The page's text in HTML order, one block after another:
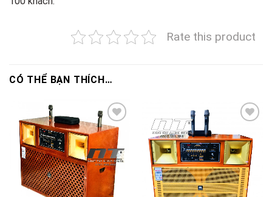
Rate this product
CÓ THỂ BẠN THÍCH…
Add to
wishlist
Add to
wishlist